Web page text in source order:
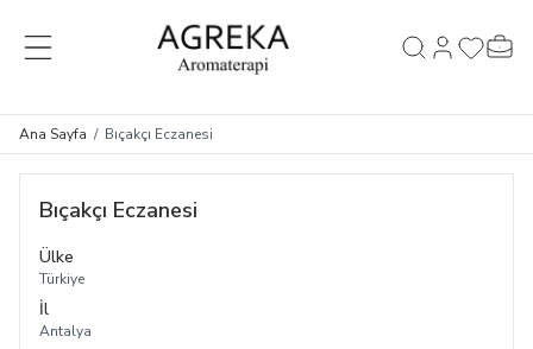
MENÜ Hesabım
Ana Sayfa / Bıçakçı Eczanesi
Bıçakçı Eczanesi
Ülke
Türkiye
İl
Antalya